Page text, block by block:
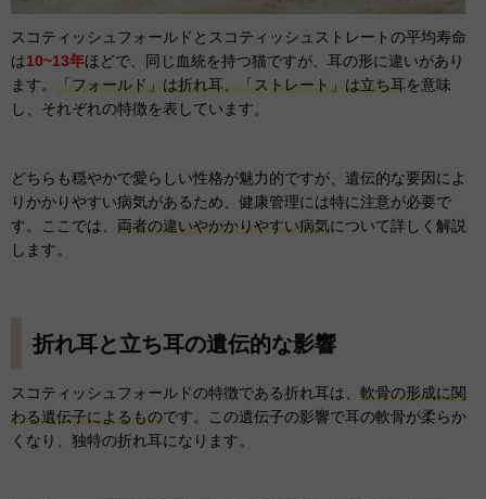
スコティッシュフォールドとスコティッシュストレートの平均寿命
は10~13年ほどで、同じ血統を持つ猫ですが、耳の形に違いがあり
ます。 「フォールド」は折れ耳、「ストレート」は立ち耳を意味
し、それぞれの特徴を表しています。
どちらも穏やかで愛らしい性格が魅力的ですが、遺伝的な要因によ
りかかりやすい病気があるため、健康管理には特に注意が必要で
す。ここでは、 両者の違いやかかりやすい病気について詳しく解説
します。
折れ耳と立ち耳の遺伝的な影響
スコティッシュフォールドの特徴である折れ耳は、 軟骨の形成に関
わる遺伝子によるものです。この遺伝子の影響で耳の軟骨が柔らか
くなり、独特の折れ耳になります。